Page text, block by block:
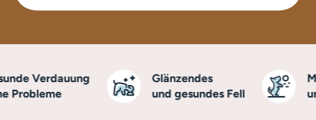
Verdauung
Glänzendes
und gesundes Fell